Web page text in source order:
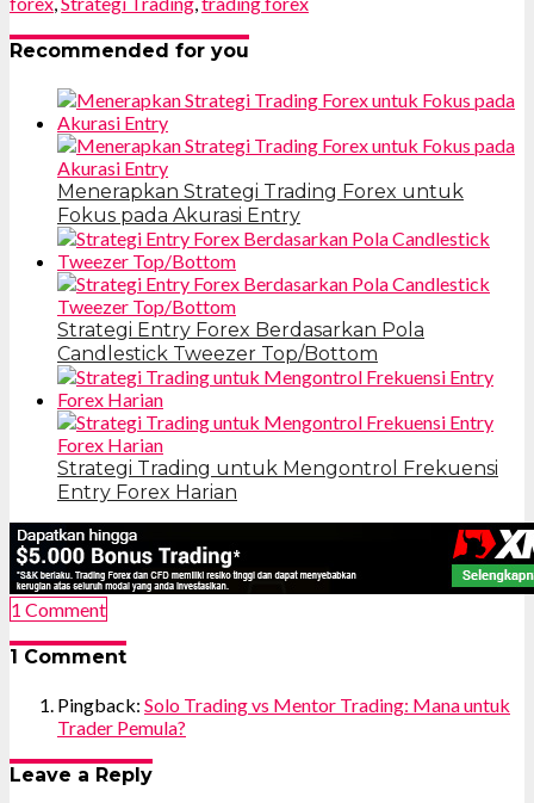
Recommended for you
Menerapkan Strategi Trading Forex untuk
Fokus pada Akurasi Entry
Strategi Entry Forex Berdasarkan Pola
Candlestick Tweezer Top/Bottom
Strategi Trading untuk Mengontrol Frekuensi
Entry Forex Harian
1 Comment
1 Comment
Pingback: Solo Trading vs Mentor Trading: Mana untuk
Trader Pemula?
Leave a Reply